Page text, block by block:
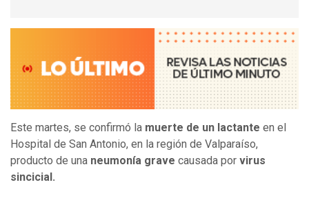
Este martes, se confirmó la muerte de un lactante en el
Hospital de San Antonio, en la región de Valparaíso,
producto de una neumonía grave causada por virus
sincicial.